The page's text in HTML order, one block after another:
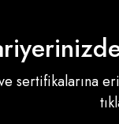
sertifikalarına